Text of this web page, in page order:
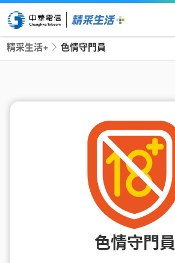
精采生活+ 色情守門員
色情守門員